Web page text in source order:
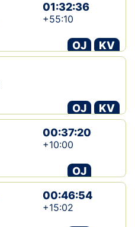
01:32:36
+55:10
OJ
KV
OJ
KV
00:37:20
+10:00
OJ
00:46:54
+15:02